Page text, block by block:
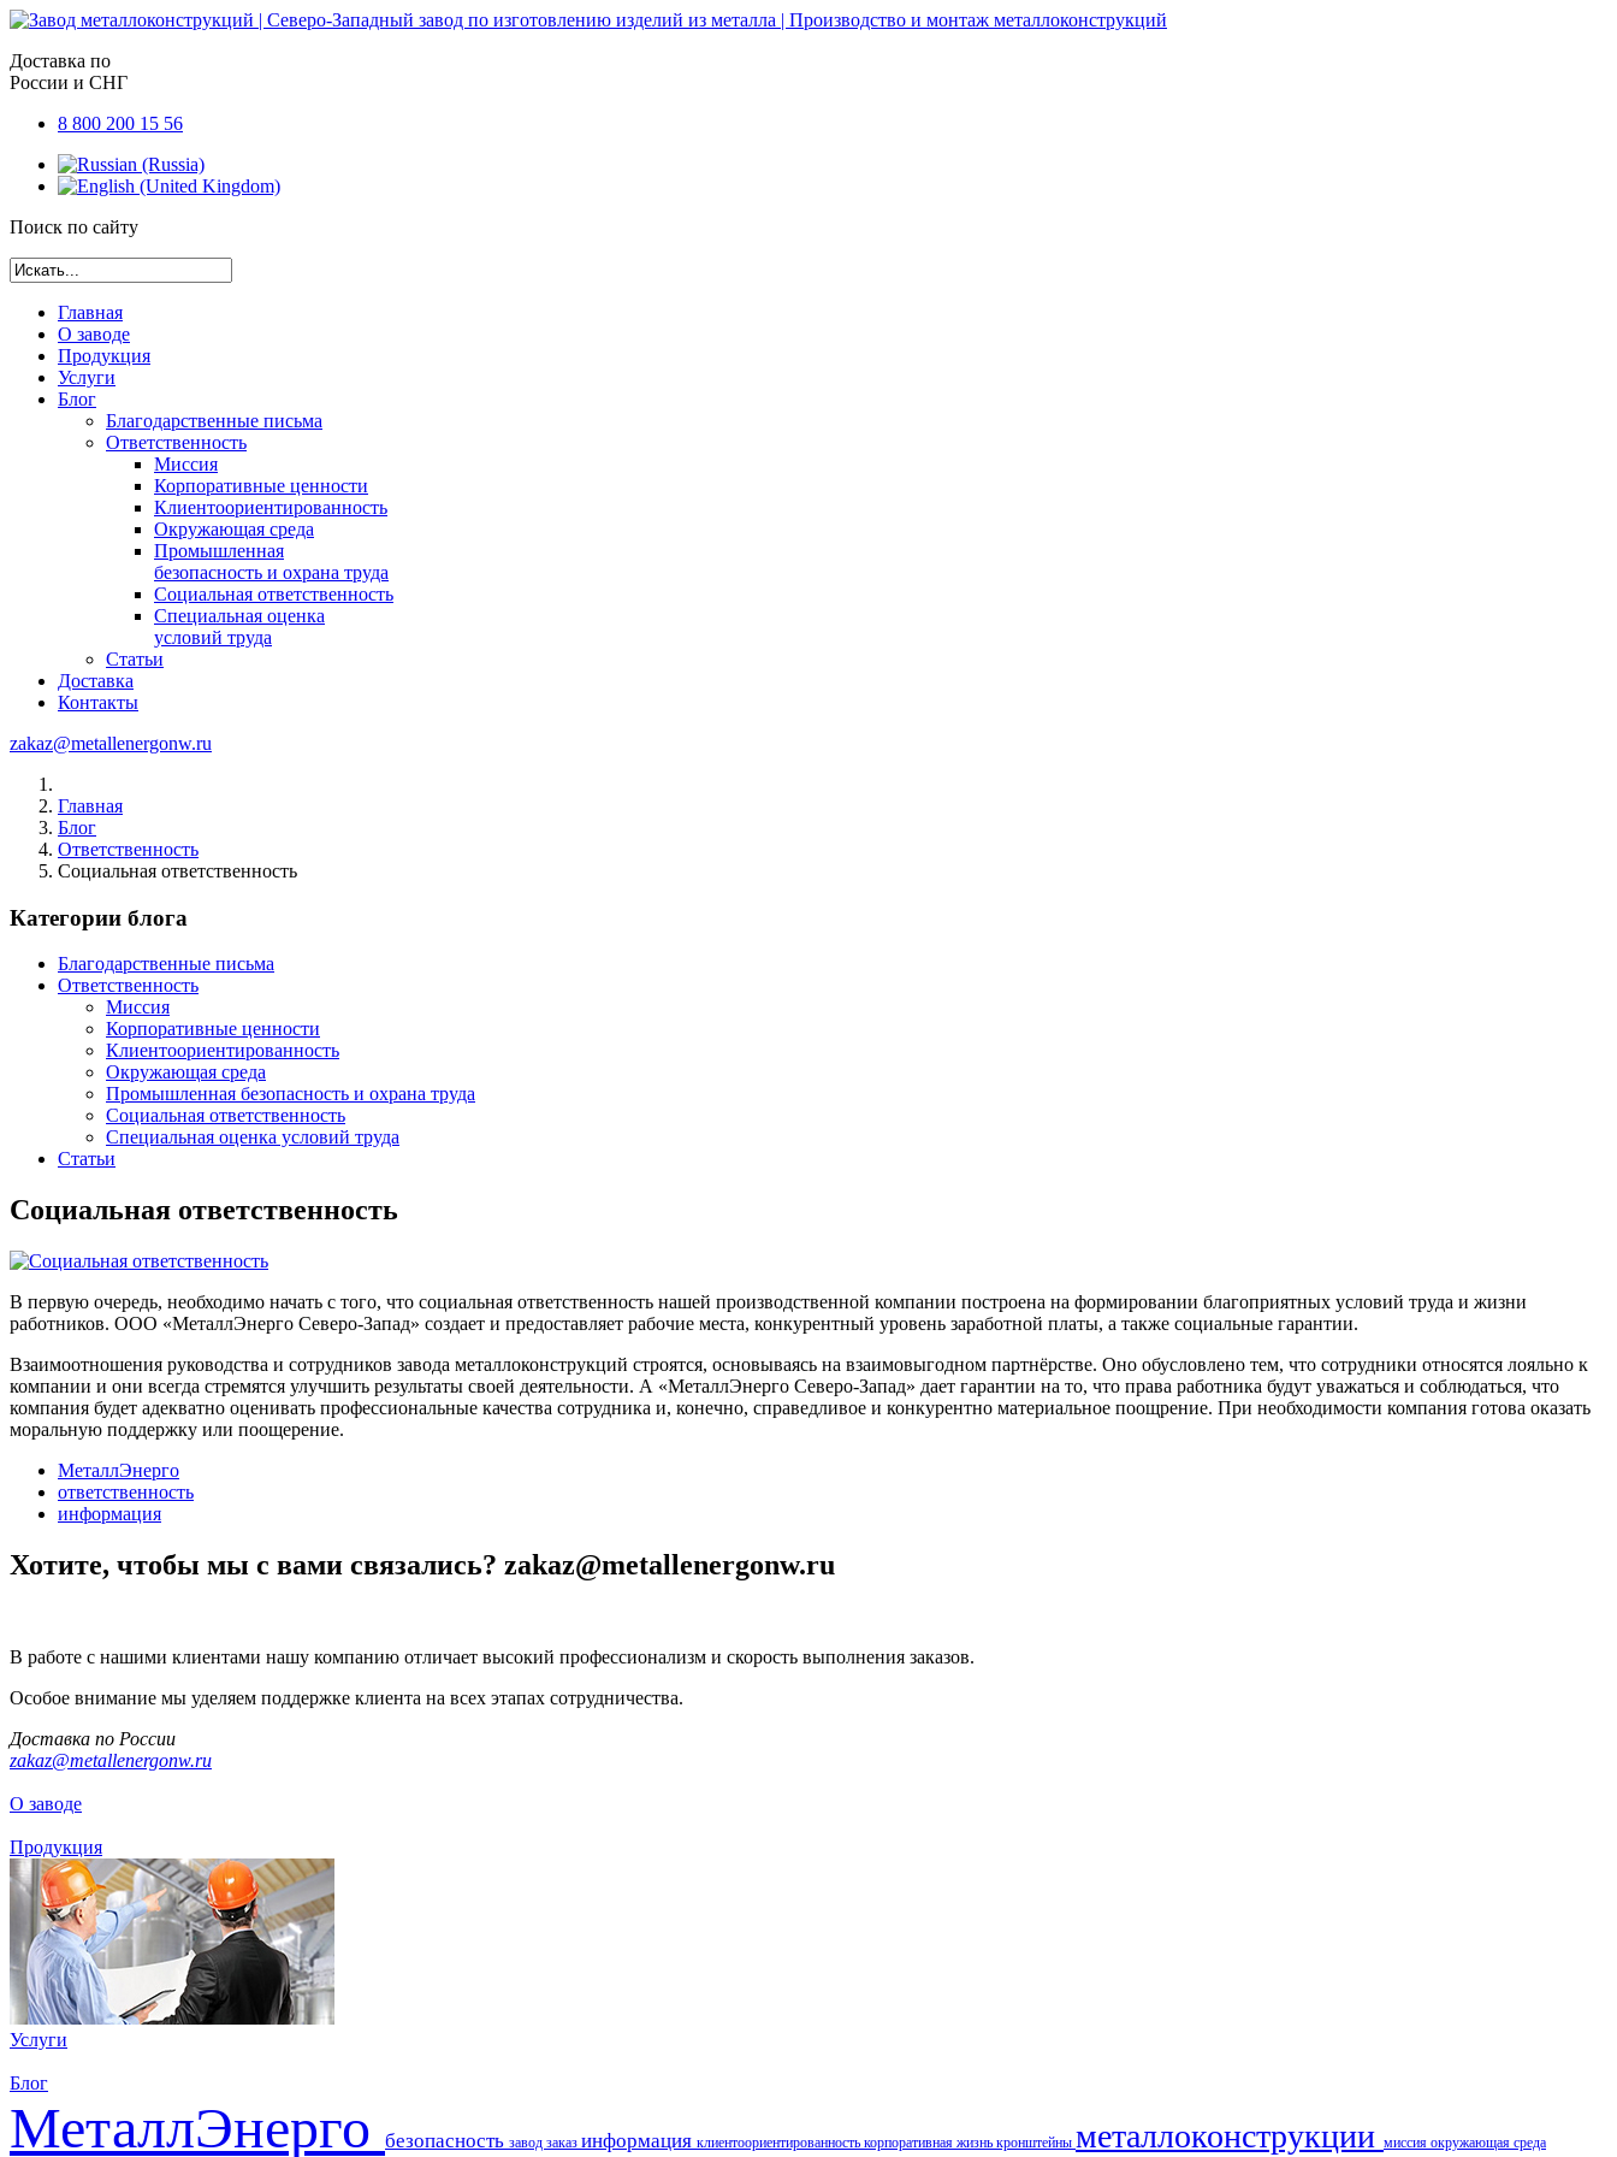
Доставка по
России и СНГ
8 800 200 15 56
Поиск по сайту
Главная
О заводе
Продукция
Услуги
Блог
Благодарственные письма
Ответственность
Миссия
Корпоративные ценности
Клиентоориентированность
Окружающая среда
Промышленная
безопасность и охрана труда
Социальная ответственность
Специальная оценка
условий труда
Статьи
Доставка
Контакты
zakaz@metallenergonw.ru
Главная
Блог
Ответственность
Социальная ответственность
Категории блога
Благодарственные письма
Ответственность
Миссия
Корпоративные ценности
Клиентоориентированность
Окружающая среда
Промышленная безопасность и охрана труда
Социальная ответственность
Специальная оценка условий труда
Статьи
Социальная ответственность
В первую очередь, необходимо начать с того, что социальная ответственность нашей производственной компании построена на формировании благоприятных условий труда и жизни
работников. ООО «МеталлЭнерго Северо-Запад» создает и предоставляет рабочие места, конкурентный уровень заработной платы, а также социальные гарантии.
Взаимоотношения руководства и сотрудников завода металлоконструкций строятся, основываясь на взаимовыгодном партнёрстве. Оно обусловлено тем, что сотрудники относятся лояльно к
компании и они всегда стремятся улучшить результаты своей деятельности. А «МеталлЭнерго Северо-Запад» дает гарантии на то, что права работника будут уважаться и соблюдаться, что
компания будет адекватно оценивать профессиональные качества сотрудника и, конечно, справедливое и конкурентно материальное поощрение. При необходимости компания готова оказать
моральную поддержку или поощерение.
МеталлЭнерго
ответственность
информация
Хотите, чтобы мы с вами связались? zakaz@metallenergonw.ru
В работе с нашими клиентами нашу компанию отличает высокий профессионализм и скорость выполнения заказов.
Особое внимание мы уделяем поддержке клиента на всех этапах сотрудничества.
Доставка по России
zakaz@metallenergonw.ru
О заводе
Продукция
Услуги
Блог
МеталлЭнерго безопасность завод заказ информация клиентоориентированность корпоративная жизнь кронштейны металлоконструкции миссия окружающая среда